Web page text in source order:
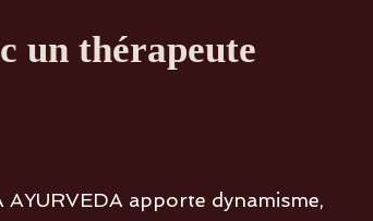
un thérapeute
apporte dynamisme,